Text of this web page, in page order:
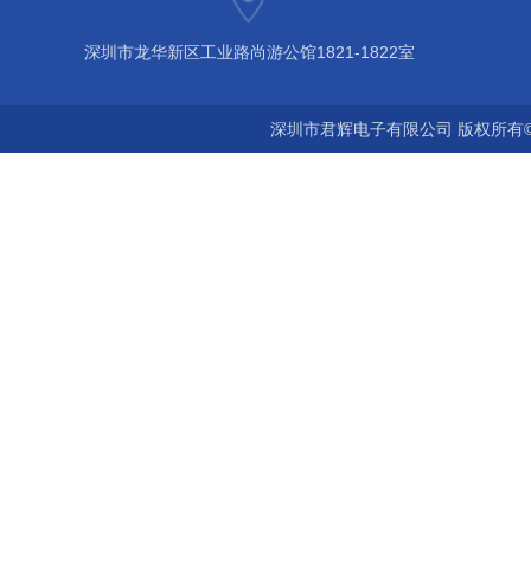
深圳市龙华新区工业路尚游公馆1821-1822室
深圳市君辉电子有限公司 版权所